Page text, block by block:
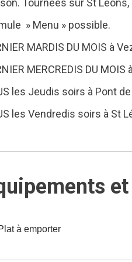
Tournées sur St
» Menu » possible.
MARDIS DU MOIS à
MERCREDIS DU
les Jeudis soirs à Pont
les Vendredis soirs à St
à emporter